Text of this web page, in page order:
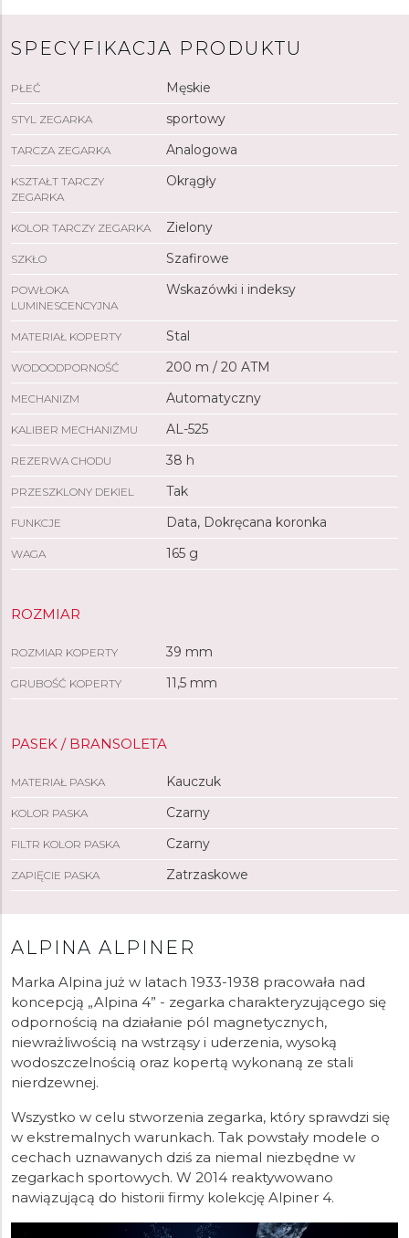
sekundowa jest równoważona czerwonym trójkątem –
Wskazówkii indeksy pokryte są powłoką
doskonałą czytelność w warunkach słabego
oświetlenia.
napędza mechaniczny
mechanizm AL-525 (bazujący na mechanizmie SW200)
z automatycznym naciągiem i 38-godzinną rezerwą
chodu. Dzięki wodoodporności na poziomie 20 ATM
zegarek
nadaje się do nurkowania na głębokości.
SPECYFIKACJA PRODUKTU
PŁEĆ Męskie
STYL ZEGARKA sportowy
TARCZA ZEGARKA Analogowa
KSZTAŁT TARCZY
ZEGARKA
Okrągły
KOLOR TARCZY ZEGARKA Zielony
SZKŁO Szafirowe
POWŁOKA
LUMINESCENCYJNA
Wskazówki i indeksy
MATERIAŁ KOPERTY Stal
WODOODPORNOŚĆ 200 m / 20 ATM
MECHANIZM Automatyczny
KALIBER MECHANIZMU AL-525
REZERWA CHODU 38 h
PRZESZKLONY DEKIEL Tak
FUNKCJE Data, Dokręcana koronka
WAGA 165 g
ROZMIAR
ROZMIAR KOPERTY 39 mm
GRUBOŚĆ KOPERTY 11,5 mm
PASEK / BRANSOLETA
MATERIAŁ PASKA Kauczuk
KOLOR PASKA Czarny
FILTR KOLOR PASKA Czarny
ZAPIĘCIE PASKA Zatrzaskowe
ALPINA ALPINER
Marka Alpina już w latach 1933-1938 pracowała nad
koncepcją „Alpina 4” - zegarka charakteryzującego się
odpornością na działanie pól magnetycznych,
niewrażliwością na wstrząsy i uderzenia, wysoką
wodoszczelnością oraz kopertą wykonaną ze stali
nierdzewnej.
Wszystko w celu stworzenia zegarka, który sprawdzi się
w ekstremalnych warunkach. Tak powstały modele o
cechach uznawanych dziś za niemal niezbędne w
zegarkach sportowych. W 2014 reaktywowano
nawiązującą do historii firmy kolekcję Alpiner 4.